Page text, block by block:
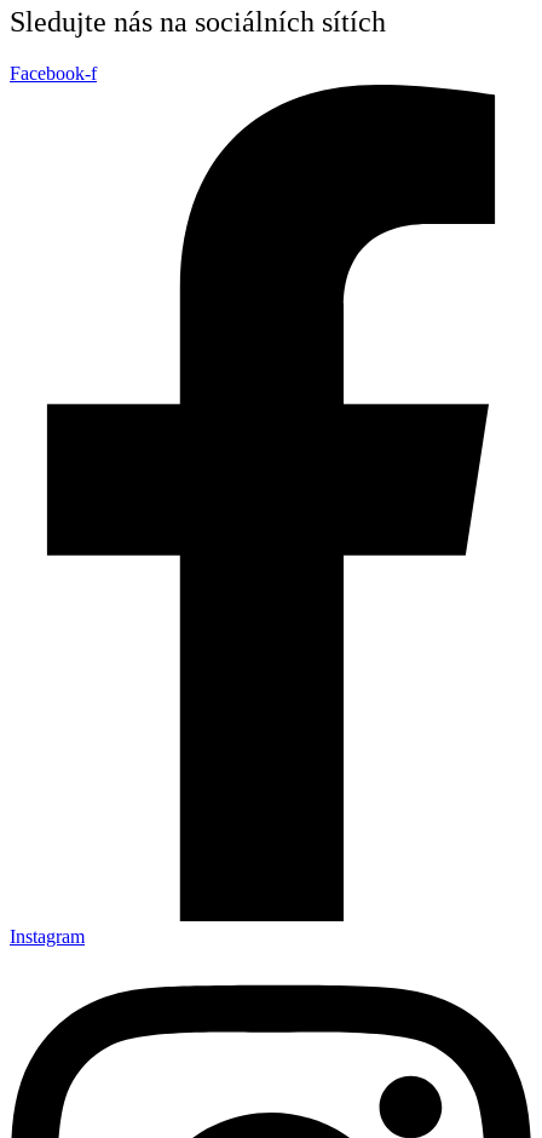
Sledujte nás na sociálních sítích
Facebook-f
Instagram